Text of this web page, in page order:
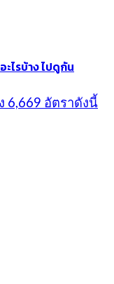
ไรบ้าง ไปดูกัน
6,669 อัตราดังนี้